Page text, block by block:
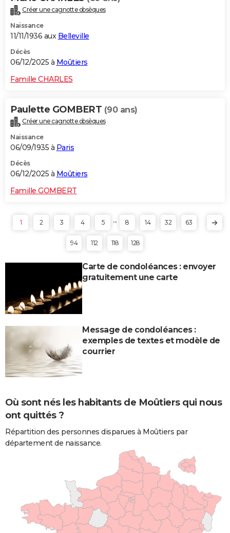
Créer une cagnotte obsèques
Naissance
11/11/1936 aux Belleville
Décès
06/12/2025 à Moûtiers
Famille CHARLES
Paulette GOMBERT (90 ans)
Créer une cagnotte obsèques
Naissance
06/09/1935 à Paris
Décès
06/12/2025 à Moûtiers
Famille GOMBERT
1 2 3 4 5 ... 8 14 32 63
94 112 118 128
Carte de condoléances : envoyer
gratuitement une carte
Message de condoléances :
exemples de textes et modèle de
courrier
Où sont nés les habitants de Moûtiers qui nous
ont quittés ?
Répartition des personnes disparues à Moûtiers par
département de naissance.